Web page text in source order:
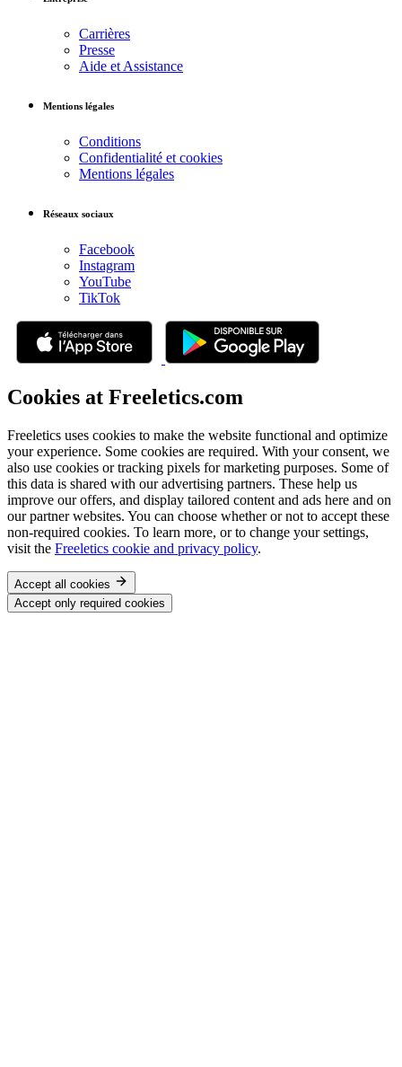
Carrières
Presse
Aide et Assistance
Mentions légales
Conditions
Confidentialité et cookies
Mentions légales
Réseaux sociaux
Facebook
Instagram
YouTube
TikTok
Cookies at Freeletics.com
Freeletics uses cookies to make the website functional and optimize
your experience. Some cookies are required. With your consent, we
also use cookies or tracking pixels for marketing purposes. Some of
this data is shared with our advertising partners. These help us
improve our offers, and display tailored content and ads here and on
our partner websites. You can choose whether or not to accept these
non-required cookies. To learn more, or to change your settings,
visit the Freeletics cookie and privacy policy.
Accept all cookies
Accept only required cookies